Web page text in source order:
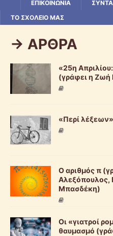
ΕΠΙΚΟΙΝΩΝΙΑ
ΤΟ ΣΧΟΛΕΙΟ ΜΑΣ
-> ΑΡΘΡΑ
«25η
(γράφει η Ζωή
«Περί
Ο αριθμός π
Αλεξόπουλος,
Μπασδέκη)
Οι «γιατροί
θαυμασμό